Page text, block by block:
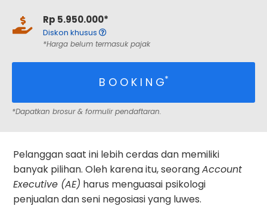
Rp 5.950.000*
Diskon khusus
*Harga belum termasuk pajak
B O O K I N G*
*Dapatkan brosur & formulir pendaftaran.
Pelanggan saat ini lebih cerdas dan memiliki
banyak pilihan. Oleh karena itu, seorangAccount
Executive (AE) harus menguasai psikologi
penjualan dan seni negosiasi yang luwes.